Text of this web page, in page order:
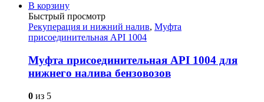
В корзину
Быстрый просмотр
Рекуперация и нижний налив, Муфта
присоединительная API 1004
Муфта присоединительная API 1004 для
нижнего налива бензовозов
0 из 5